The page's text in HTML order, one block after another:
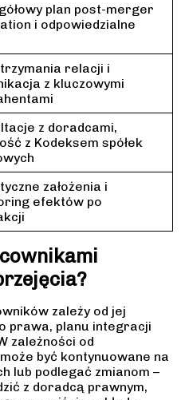
plan post-merger
i odpowiedzialne
relacji i
z kluczowymi
z doradcami,
z Kodeksem spółek
założenia i
efektów po
zależy od jej
prawa, planu integracji
zależności od
być kontynuowane na
lub podlegać zmianom –
z doradcą prawnym,